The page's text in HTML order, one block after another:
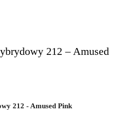
212 – Amused
212 - Amused Pink